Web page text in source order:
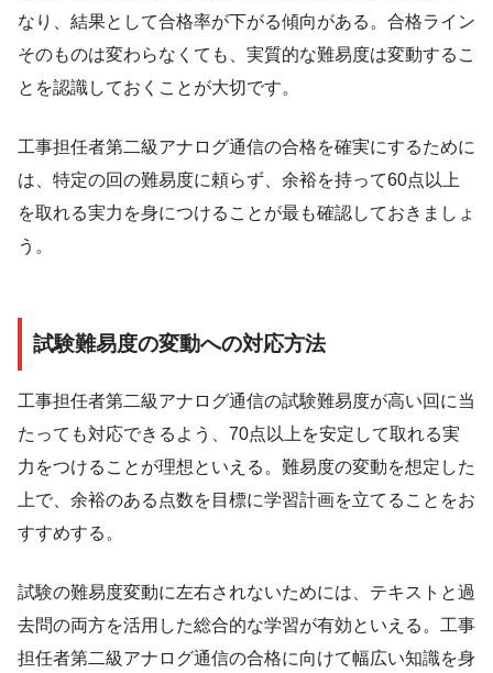
なり、結果として合格率が下がる傾向がある。合格ライン
そのものは変わらなくても、実質的な難易度は変動するこ
とを認識しておくことが大切です。
工事担任者第二級アナログ通信の合格を確実にするために
は、特定の回の難易度に頼らず、余裕を持って60点以上
を取れる実力を身につけることが最も確認しておきましょ
う。
試験難易度の変動への対応方法
工事担任者第二級アナログ通信の試験難易度が高い回に当
たっても対応できるよう、70点以上を安定して取れる実
力をつけることが理想といえる。難易度の変動を想定した
上で、余裕のある点数を目標に学習計画を立てることをお
すすめする。
試験の難易度変動に左右されないためには、テキストと過
去問の両方を活用した総合的な学習が有効といえる。工事
担任者第二級アナログ通信の合格に向けて幅広い知識を身